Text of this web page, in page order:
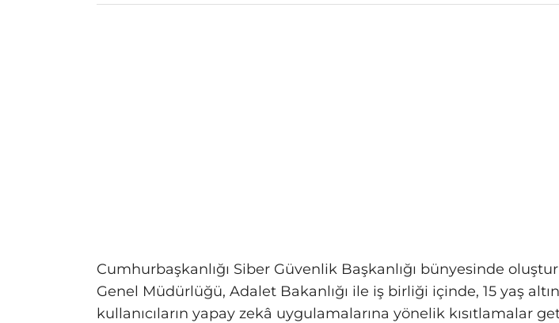
Cumhurbaşkanlığı Siber Güvenlik Başkanlığı bünyesinde
Genel Müdürlüğü, Adalet Bakanlığı ile iş birliği içinde, 15 yaş
kullanıcıların yapay zekâ uygulamalarına yönelik kısıtlamalar